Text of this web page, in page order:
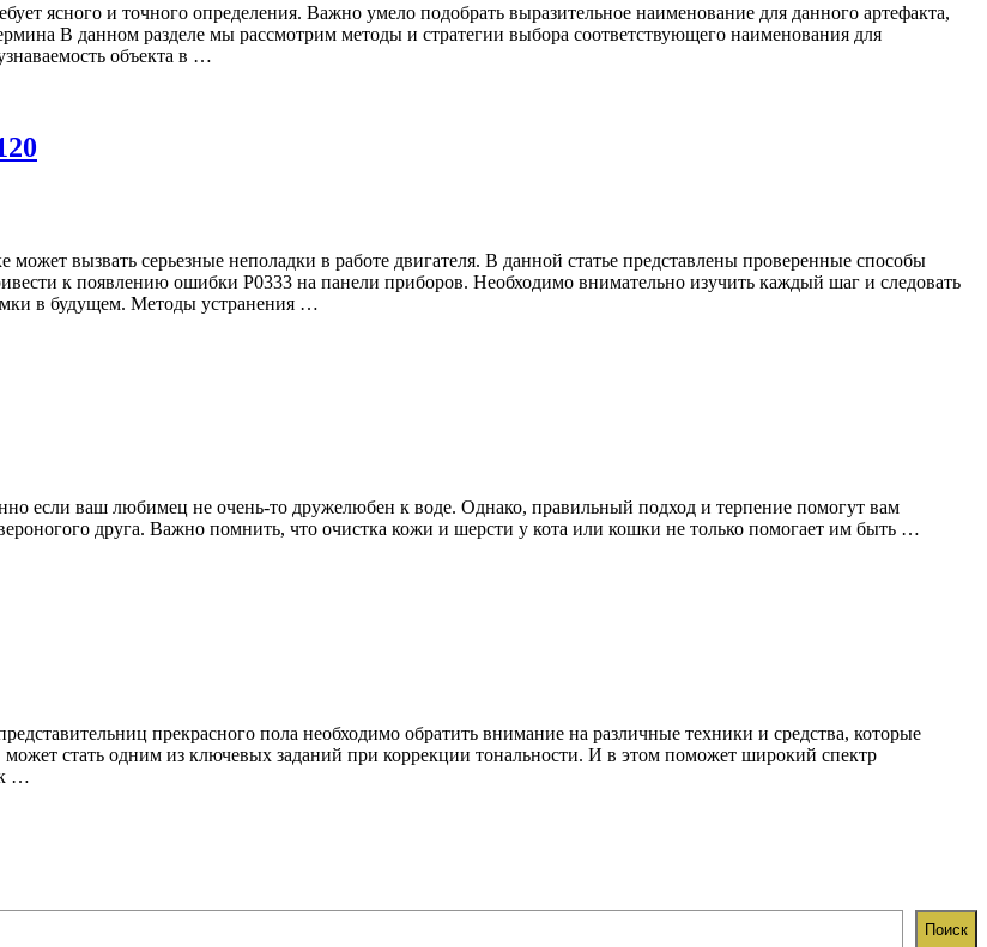
ясного и точного определения. Важно умело подобрать выразительное наименование для данного артефакта,
В данном разделе мы рассмотрим методы и стратегии выбора соответствующего наименования для
объекта в …
вызвать серьезные неполадки в работе двигателя. В данной статье представлены проверенные способы
к появлению ошибки Р0333 на панели приборов. Необходимо внимательно изучить каждый шаг и следовать
в будущем. Методы устранения …
если ваш любимец не очень-то дружелюбен к воде. Однако, правильный подход и терпение помогут вам
друга. Важно помнить, что очистка кожи и шерсти у кота или кошки не только помогает им быть …
прекрасного пола необходимо обратить внимание на различные техники и средства, которые
стать одним из ключевых заданий при коррекции тональности. И в этом поможет широкий спектр
…
Поиск